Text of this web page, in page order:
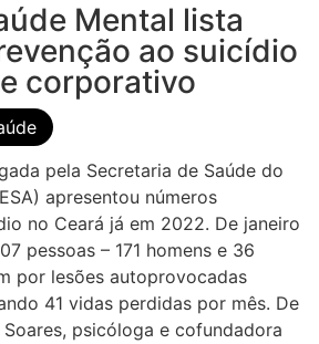
Mental lista
ao suicídio
corporativo
pela Secretaria de Saúde do
apresentou números
no Ceará já em 2022. De janeiro
pessoas – 171 homens e 36
por lesões autoprovocadas
41 vidas perdidas por mês. De
psicóloga e cofundadora